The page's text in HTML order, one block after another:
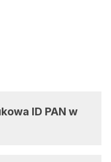
ID PAN w